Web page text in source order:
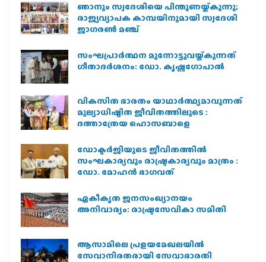
ഞാനും സ്വദേശിയെ പിന്തുണയ്ക്കുന്നു;
രാജ്യവ്യാപക കാമ്പയിനുമായി സ്വദേശി
ജാഗരണ്‍ മഞ്ച്
സംഘപ്രാര്‍ത്ഥന മുന്നോട്ടുവയ്ക്കുന്നത്
ഗീതാദര്‍ശനം: ഡോ. കൃഷ്ണഗോപാല്‍
വികസിത ഭാരതം യാഥാർത്ഥ്യമാവുന്നത്
മൂല്യാധിഷ്ഠിത ജീവിതത്തിലൂടെ :
ദത്താത്രേയ ഹൊസബാളെ
ഡോക്ടർജിയുടെ ജീവിതത്തിൽ
സംഘകാര്യവും രാഷ്ട്രകാര്യവും മാത്രം :
ഡോ. മോഹൻ ഭാഗവത്
ഏകീകൃത ജനസംഖ്യാനയം
അനിവാര്യം: രാഷ്ട്രസേവികാ സമിതി
ആസാമിലെ പ്രളയമേഖലയില്‍
സേവാനിരതരായി സേവാഭാരതി